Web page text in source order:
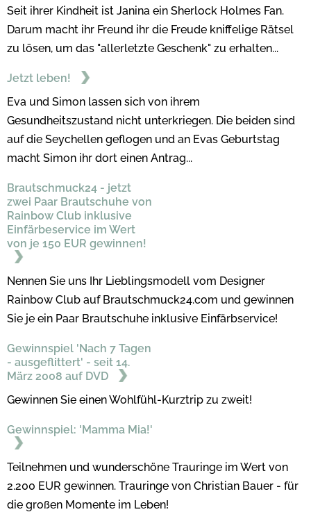
Seit ihrer Kindheit ist Janina ein Sherlock Holmes Fan.
Darum macht ihr Freund ihr die Freude kniffelige Rätsel
zu lösen, um das "allerletzte Geschenk" zu erhalten...
Jetzt leben!
Eva und Simon lassen sich von ihrem
Gesundheitszustand nicht unterkriegen. Die beiden sind
auf die Seychellen geflogen und an Evas Geburtstag
macht Simon ihr dort einen Antrag...
Brautschmuck24 - jetzt
zwei Paar Brautschuhe von
Rainbow Club inklusive
Einfärbeservice im Wert
von je 150 EUR gewinnen!
Nennen Sie uns Ihr Lieblingsmodell vom Designer
Rainbow Club auf Brautschmuck24.com und gewinnen
Sie je ein Paar Brautschuhe inklusive Einfärbservice!
Gewinnspiel 'Nach 7 Tagen
- ausgeflittert' - seit 14.
März 2008 auf DVD
Gewinnen Sie einen Wohlfühl-Kurztrip zu zweit!
Gewinnspiel: 'Mamma Mia!'
Teilnehmen und wunderschöne Trauringe im Wert von
2.200 EUR gewinnen. Trauringe von Christian Bauer - für
die großen Momente im Leben!